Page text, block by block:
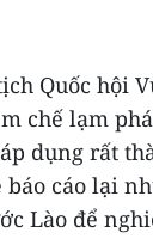
Quốc hội
chế lạm
dụng rất
báo cáo lại
Lào để